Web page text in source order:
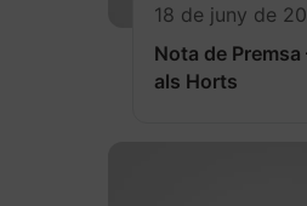
18 de juny de
Nota de Premsa
als Horts